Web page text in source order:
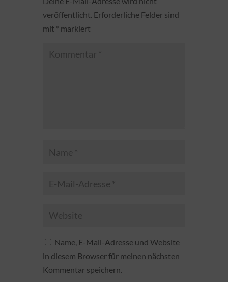
veröffentlicht. Erforderliche Felder sind
mit * markiert
Name, E-Mail-Adresse und Website
in diesem Browser für meinen nächsten
Kommentar speichern.